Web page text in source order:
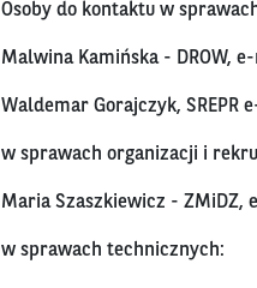
Osoby do kontaktu w
Malwina Kamińska - DROW,
Waldemar Gorajczyk, SREPR
w sprawach organizacji i
Maria Szaszkiewicz - ZMiDZ,
w sprawach technicznych: